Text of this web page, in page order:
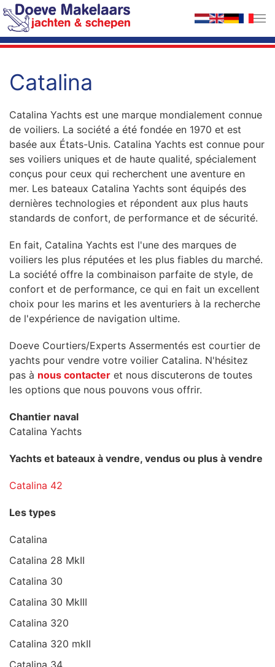
Accéder au contenu principal
Catalina
Catalina Yachts est une marque mondialement connue
de voiliers. La société a été fondée en 1970 et est
basée aux États-Unis. Catalina Yachts est connue pour
ses voiliers uniques et de haute qualité, spécialement
conçus pour ceux qui recherchent une aventure en
mer. Les bateaux Catalina Yachts sont équipés des
dernières technologies et répondent aux plus hauts
standards de confort, de performance et de sécurité.
En fait, Catalina Yachts est l'une des marques de
voiliers les plus réputées et les plus fiables du marché.
La société offre la combinaison parfaite de style, de
confort et de performance, ce qui en fait un excellent
choix pour les marins et les aventuriers à la recherche
de l'expérience de navigation ultime.
Doeve Courtiers/Experts Assermentés est courtier de
yachts pour vendre votre voilier Catalina. N'hésitez
pas à nous contacter et nous discuterons de toutes
les options que nous pouvons vous offrir.
Chantier naval
Catalina Yachts
Yachts et bateaux à vendre, vendus ou plus à vendre
Catalina 42
Les types
Catalina
Catalina 28 MkII
Catalina 30
Catalina 30 MkIII
Catalina 320
Catalina 320 mkII
Catalina 34